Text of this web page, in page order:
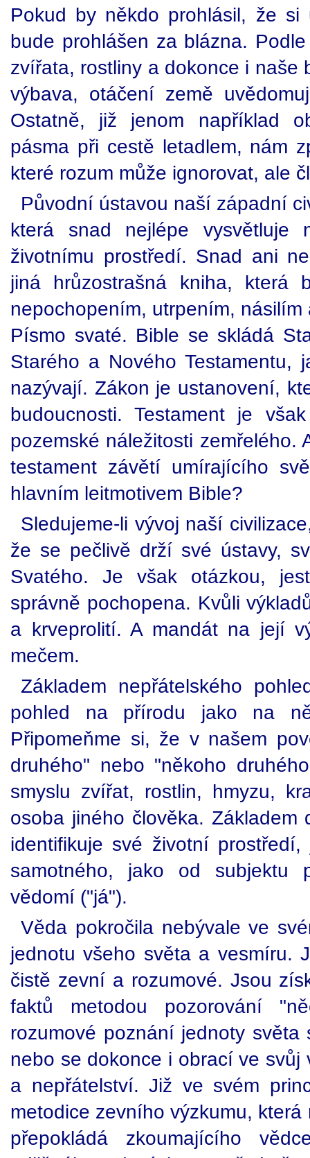
Pokud by někdo prohlásil, že si
bude prohlášen za blázna.
zvířata, rostliny a dokonce i naše
výbava, otáčení země
Ostatně, již jenom například
pásma při cestě letadlem, nám
které rozum může ignorovat, ale
Původní ústavou naší západní
která snad nejlépe vysvětluje
životnímu prostředí. Snad ani
jiná hrůzostrašná kniha, která
nepochopením, utrpením,
Písmo svaté. Bible se skládá
Starého a Nového
nazývají. Zákon je ustanovení,
budoucnosti. Testament je
pozemské náležitosti zemřelého.
testament závětí umírajícího
hlavním leitmotivem Bible?
Sledujeme-li vývoj naší
že se pečlivě drží své ústavy,
Svatého. Je však otázkou,
správně pochopena. Kvůli
a krveprolití. A mandát na její
mečem.
Základem nepřátelského
pohled na přírodu jako na
Připomeňme si, že v našem
druhého" nebo "někoho
smyslu zvířat, rostlin, hmyzu,
osoba jiného člověka. Základem
identifikuje své životní
samotného, jako od subjektu
vědomí ("já").
Věda pokročila nebývale ve
jednotu všeho světa a vesmíru.
čistě zevní a rozumové. Jsou
faktů metodou pozorování
rozumové poznání jednoty světa
nebo se dokonce i obrací ve svůj
a nepřátelství. Již ve svém
metodice zevního výzkumu,
přepokládá zkoumajícího